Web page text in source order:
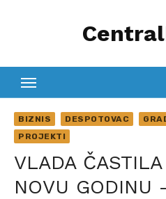
BIZNIS DESPOTOVAC
PROJEKTI
VLADA
NOVU GODINU